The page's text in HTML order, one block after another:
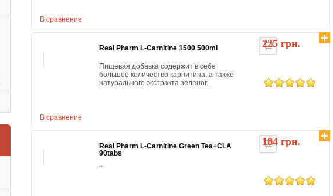
В сравнение
225 грн.
В сравнение
Real Pharm L-Carnitine 1500 500ml
Пищевая добавка содержит в себе
большое количество карнитина, а также
натурального экстракта зелёног..
184 грн.
Real Pharm L-Carnitine Green Tea+CLA
90tabs
..